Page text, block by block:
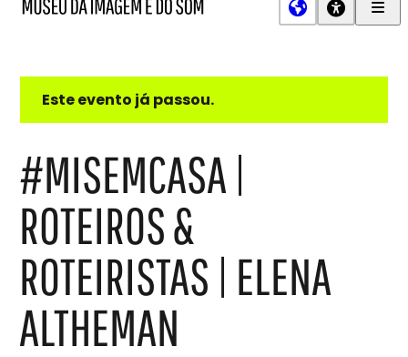
e
Este evento já passou.
#MISEMCASA |
ROTEIROS &
ROTEIRISTAS | ELENA
ALTHEMAN